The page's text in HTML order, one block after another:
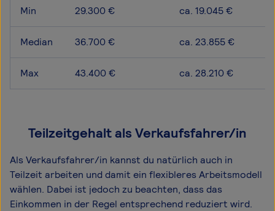
Min 29.300 € ca. 19.045 €
Median 36.700 € ca. 23.855 €
Max 43.400 € ca. 28.210 €
Teilzeitgehalt als Verkaufsfahrer/in
Als Verkaufsfahrer/in kannst du natürlich auch in
Teilzeit arbeiten und damit ein flexibleres Arbeitsmodell
wählen. Dabei ist jedoch zu beachten, dass das
Einkommen in der Regel entsprechend reduziert wird.